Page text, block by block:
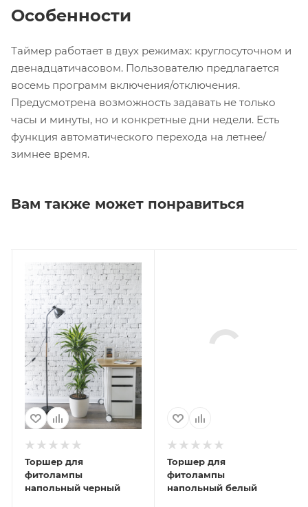
Особенности
Таймер работает в двух режимах: круглосуточном и
двенадцатичасовом. Пользователю предлагается
восемь программ включения/отключения.
Предусмотрена возможность задавать не только
часы и минуты, но и конкретные дни недели. Есть
функция автоматического перехода на летнее/
зимнее время.
Вам также может понравиться
Торшер для
фитолампы
напольный черный
Торшер для
фитолампы
напольный белый